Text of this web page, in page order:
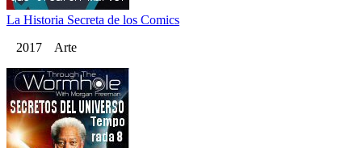
La Historia Secreta de los Comics
2017 Arte